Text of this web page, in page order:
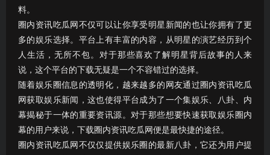
料。
圈内资讯吃瓜网不仅可以让你享受明星新闻的也让你拥有了更
多的娱乐选择。平台上有丰富的内容，从明星的演艺经历到个
人生活，无所不包。对于那些喜欢了解明星背后故事的人来
说，这个平台的下载无疑是一个不容错过的选择。
随着娱乐圈信息的透明化，越来越多的网友通过圈内资讯吃瓜
网获取娱乐新闻，这也使得平台成为了一个集娱乐、八卦、内
幕揭秘于一体的重要资讯源。对于那些想要快速获取娱乐圈内
幕的用户来说，下载圈内资讯吃瓜网便是最快捷的途径。
圈内资讯吃瓜网不仅仅提供娱乐圈的最新八卦，它还为用户提